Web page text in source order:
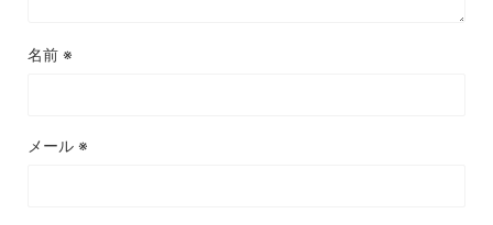
名前 ※
メール ※